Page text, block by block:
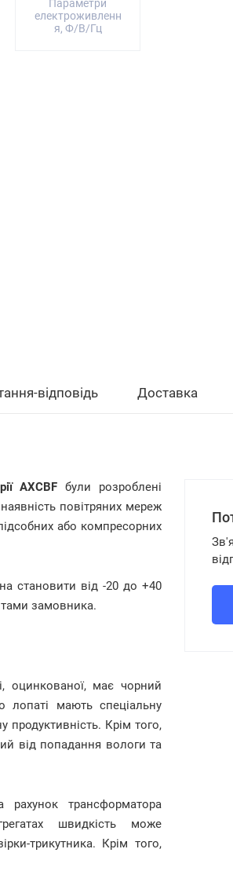
Параметри
електроживленн
я, Ф/В/Гц
відповідь Доставка
AXCBF були розроблені
повітряних мереж
або компресорних
становити від -20 до +40
замовника.
оцинкованої, має чорний
лопаті мають спеціальну
Крім того,
від попадання вологи та
трансформатора
швидкість може
трикутника. Крім того,